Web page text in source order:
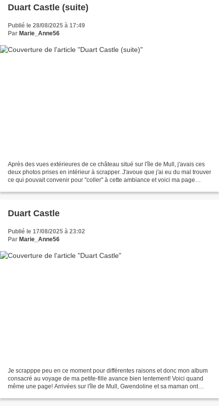
Duart Castle (suite)
Publié le 28/08/2025 à 17:49
Par Marie_Anne56
Après des vues extérieures de ce château situé sur l'île de Mull, j'avais ces
deux photos prises en intérieur à scrapper. J'avoue que j'ai eu du mal trouver
ce qui pouvait convenir pour "coller" à cette ambiance et voici ma page
Duart Castle
Publié le 17/08/2025 à 23:02
Par Marie_Anne56
Je scrapppe peu en ce moment pour différentes raisons et donc mon album
consacré au voyage de ma petite-fille avance bien lentement! Voici quand
même une page! Arrivées sur l'île de Mull, Gwendoline et sa maman ont